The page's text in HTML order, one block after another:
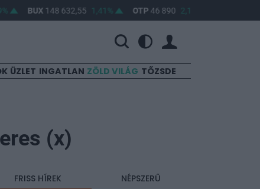
BUX 148 632,55 1,41% OTP 46 890 2,16%
ÜZLET INGATLAN ZÖLD VILÁG TŐZSDE
(x)
FRISS HÍREK NÉPSZERŰ